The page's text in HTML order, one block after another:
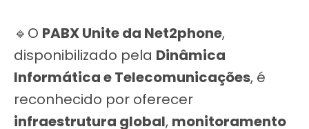
🔹O PABX Unite da Net2phone,
disponibilizado pela Dinâmica
Informática e Telecomunicações, é
reconhecido por oferecer
infraestrutura global, monitoramento